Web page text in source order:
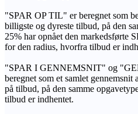
"SPAR OP TIL" er beregnet som
billigste og dyreste tilbud, på den
25% har opnået den markedsførte
for den radius, hvorfra tilbud er
"SPAR I GENNEMSNIT" og
beregnet som et samlet gennemsnit
på tilbud, på den samme
tilbud er indhentet.